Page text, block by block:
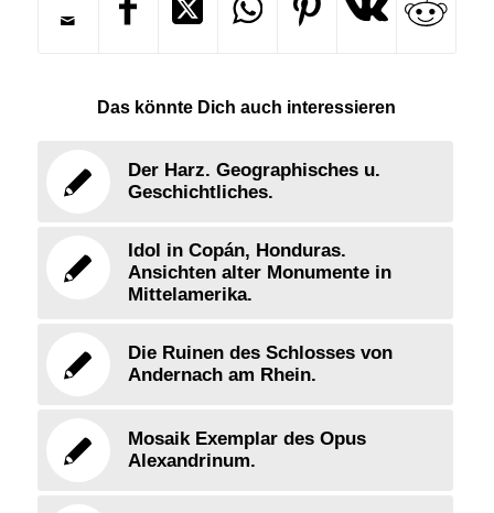
Das könnte Dich auch interessieren
Der Harz. Geographisches u.
Geschichtliches.
Idol in Copán, Honduras.
Ansichten alter Monumente in
Mittelamerika.
Die Ruinen des Schlosses von
Andernach am Rhein.
Mosaik Exemplar des Opus
Alexandrinum.